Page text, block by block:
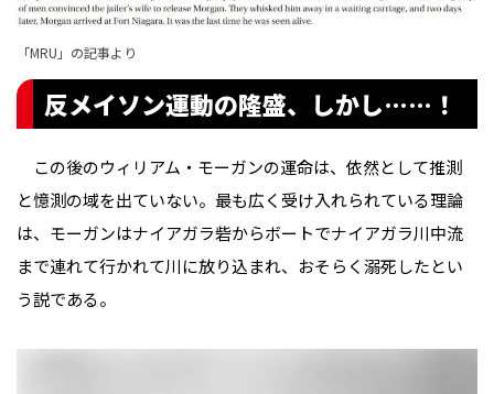
「MRU」の記事より
反メイソン運動の隆盛、しかし……！
この後のウィリアム・モーガンの運命は、依然として推測
と憶測の域を出ていない。最も広く受け入れられている理論
は、モーガンはナイアガラ砦からボートでナイアガラ川中流
まで連れて行かれて川に放り込まれ、おそらく溺死したとい
う説である。